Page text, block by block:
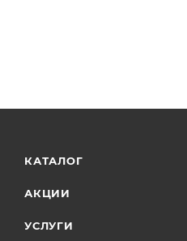
КАТАЛОГ
АКЦИИ
УСЛУГИ